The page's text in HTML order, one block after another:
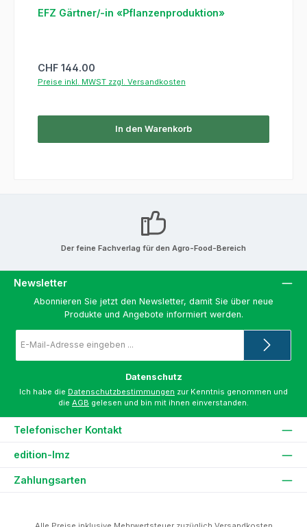
EFZ Gärtner/-in «Pflanzenproduktion»
Regulärer Preis:
CHF 144.00
Preise inkl. MWST zzgl. Versandkosten
In den Warenkorb
Der feine Fachverlag für den Agro-Food-Bereich
Newsletter
Abonnieren Sie jetzt den Newsletter, damit Sie über neue
Produkte und Angebote informiert werden.
Mail-
*
Datenschutz
Ich habe die Datenschutzbestimmungen zur Kenntnis genommen und
die AGB gelesen und bin mit ihnen einverstanden.
Telefonischer Kontakt
edition-lmz
Zahlungsarten